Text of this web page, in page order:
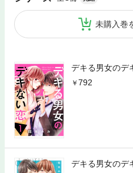
未購入巻
デキる男女のデ
792
デキる男女のデ